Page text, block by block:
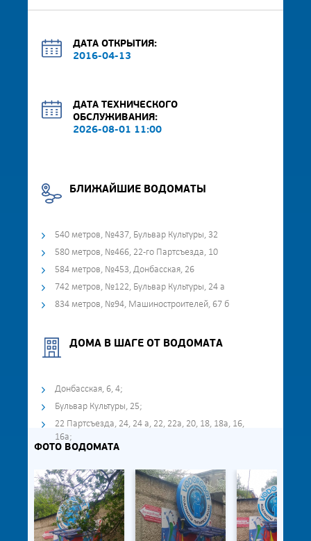
ДАТА ОТКРЫТИЯ:
2016-04-13
ДАТА ТЕХНИЧЕСКОГО
ОБСЛУЖИВАНИЯ:
2026-08-01 11:00
БЛИЖАЙШИЕ ВОДОМАТЫ
540 метров, №437, Бульвар Культуры, 32
580 метров, №466, 22-го Партсъезда, 10
584 метров, №453, Донбасская, 26
742 метров, №122, Бульвар Культуры, 24 а
834 метров, №94, Машиностроителей, 67 б
ДОМА В ШАГЕ ОТ ВОДОМАТА
Донбасская, 6, 4;
Бульвар Культуры, 25;
22 Партсъезда, 24, 24 а, 22, 22а, 20, 18, 18а, 16,
16а;
ФОТО ВОДОМАТА